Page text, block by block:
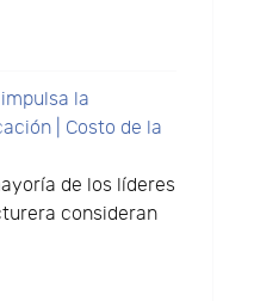
la
| Costo de la
de los líderes
consideran